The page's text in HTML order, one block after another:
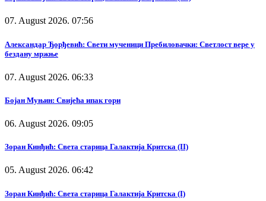
07. August 2026. 07:56
Александар Ђорђевић: Свети мученици Пребиловачки: Светлост вере у
бездану мржње
07. August 2026. 06:33
Бојан Муњин: Свијећа ипак гори
06. August 2026. 09:05
Зоран Кинђић: Света старица Галактија Критска (II)
05. August 2026. 06:42
Зоран Кинђић: Света старица Галактија Критска (I)